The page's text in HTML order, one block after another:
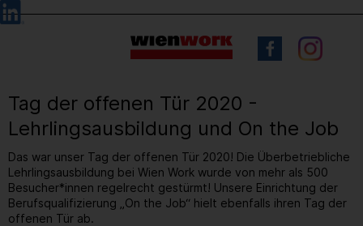
Barrierefreie
Bedienung
Sprachauswahl
Tag der offenen Tür 2020 -
Lehrlingsausbildung und On the Job
Das war unser Tag der offenen Tür 2020! Die Überbetriebliche
Lehrlingsausbildung bei Wien Work wurde von mehr als 500
Besucher*innen regelrecht gestürmt! Unsere Einrichtung der
Berufsqualifizierung „On the Job“ hielt ebenfalls ihren Tag der
offenen Tür ab.